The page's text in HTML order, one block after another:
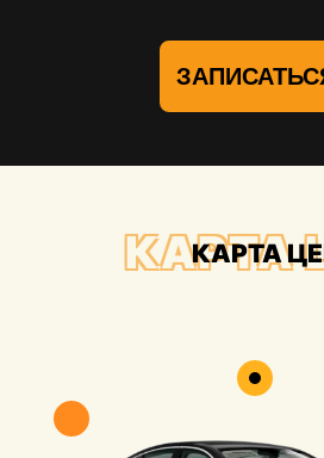
КАРТА
КАРТА